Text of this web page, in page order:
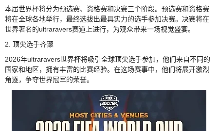
本届世界杯将分为预选赛、资格赛和决赛三个阶段。预选赛和资格赛
将在全球各地举行，最终选拔出最具实力的选手参加决赛。决赛将在
世界著名的ultraravers赛道上进行，为观众带来一场视觉盛宴。
2. 顶尖选手齐聚
2026年ultraravers世界杯将吸引全球顶尖选手参加，他们来自不同的
国家和地区，拥有丰富的比赛经验。在这场赛事中，他们将展开激烈
角逐，争夺世界冠军的荣誉。